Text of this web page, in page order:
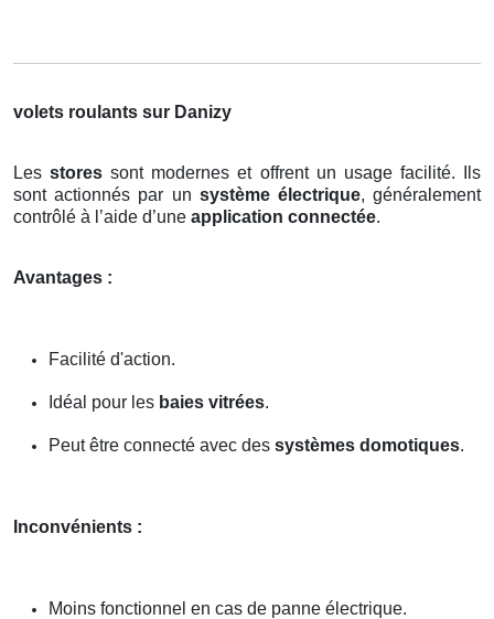
volets roulants sur Danizy
Lesstores sont modernes et offrent un usage facilité. Ils
sont actionnés par un système électrique, généralement
contrôlé à l’aide d’une application connectée.
Avantages :
Facilité d'action.
Idéal pour les baies vitrées.
Peut être connecté avec des systèmes domotiques.
Inconvénients :
Moins fonctionnel en cas de panne électrique.